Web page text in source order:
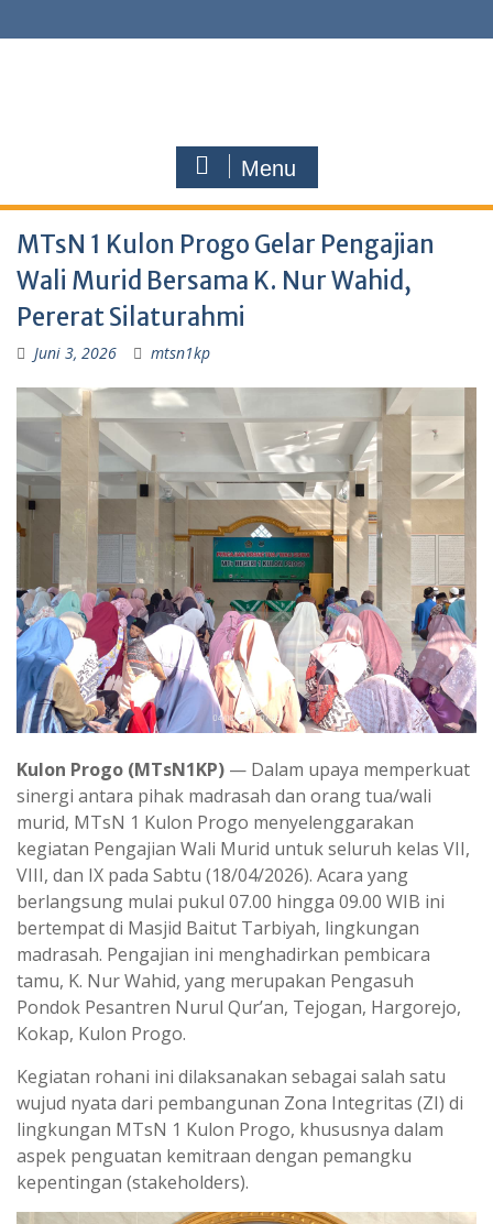
Menu
MTsN 1 Kulon Progo Gelar Pengajian
Wali Murid Bersama K. Nur Wahid,
Pererat Silaturahmi
Juni 3, 2026 mtsn1kp
Kulon Progo (MTsN1KP) — Dalam upaya memperkuat
sinergi antara pihak madrasah dan orang tua/wali
murid, MTsN 1 Kulon Progo menyelenggarakan
kegiatan Pengajian Wali Murid untuk seluruh kelas VII,
VIII, dan IX pada Sabtu (18/04/2026). Acara yang
berlangsung mulai pukul 07.00 hingga 09.00 WIB ini
bertempat di Masjid Baitut Tarbiyah, lingkungan
madrasah. Pengajian ini menghadirkan pembicara
tamu, K. Nur Wahid, yang merupakan Pengasuh
Pondok Pesantren Nurul Qur’an, Tejogan, Hargorejo,
Kokap, Kulon Progo.
​Kegiatan rohani ini dilaksanakan sebagai salah satu
wujud nyata dari pembangunan Zona Integritas (ZI) di
lingkungan MTsN 1 Kulon Progo, khususnya dalam
aspek penguatan kemitraan dengan pemangku
kepentingan (stakeholders).